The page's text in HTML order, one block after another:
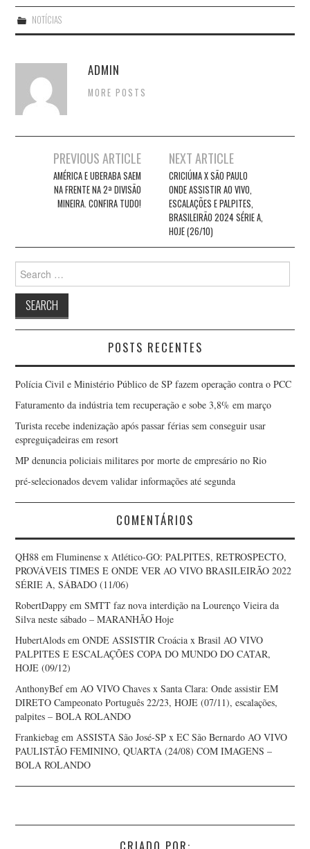
NOTÍCIAS
ADMIN
MORE POSTS
navigation
PREVIOUS ARTICLE
AMÉRICA E UBERABA SAEM
NA FRENTE NA 2ª DIVISÃO
MINEIRA. CONFIRA TUDO!
NEXT ARTICLE
CRICIÚMA X SÃO PAULO
ONDE ASSISTIR AO VIVO,
ESCALAÇÕES E PALPITES,
BRASILEIRÃO 2024 SÉRIE A,
HOJE (26/10)
Search
for:
POSTS RECENTES
Polícia Civil e Ministério Público de SP fazem operação contra o PCC
Faturamento da indústria tem recuperação e sobe 3,8% em março
Turista recebe indenização após passar férias sem conseguir usar
espreguiçadeiras em resort
MP denuncia policiais militares por morte de empresário no Rio
pré-selecionados devem validar informações até segunda
COMENTÁRIOS
QH88 emFluminense x Atlético-GO: PALPITES, RETROSPECTO,
PROVÁVEIS TIMES E ONDE VER AO VIVO BRASILEIRÃO 2022
SÉRIE A, SÁBADO (11/06)
RobertDappy emSMTT faz nova interdição na Lourenço Vieira da
Silva neste sábado – MARANHÃO Hoje
HubertAlods emONDE ASSISTIR Croácia x Brasil AO VIVO
PALPITES E ESCALAÇÕES COPA DO MUNDO DO CATAR,
HOJE (09/12)
AnthonyBefemAO VIVO Chaves x Santa Clara: Onde assistir EM
DIRETO Campeonato Português 22/23, HOJE (07/11), escalações,
palpites – BOLA ROLANDO
Frankiebag emASSISTA São José-SP x EC São Bernardo AO VIVO
PAULISTÃO FEMININO, QUARTA (24/08) COM IMAGENS –
BOLA ROLANDO